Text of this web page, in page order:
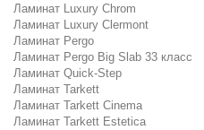
Ламинат Luxury Chrom
Ламинат Luxury Clermont
Ламинат Pergo
Ламинат Pergo Big Slab 33 класс
Ламинат Quick-Step
Ламинат Tarkett
Ламинат Tarkett Cinema
Ламинат Tarkett Estetica